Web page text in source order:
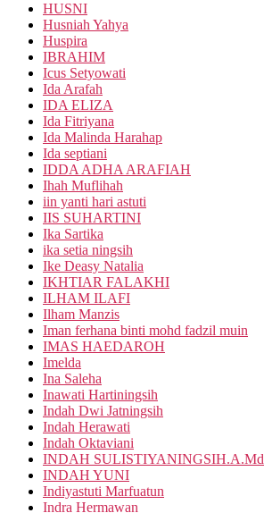
HUSNI
Husniah Yahya
Huspira
IBRAHIM
Icus Setyowati
Ida Arafah
IDA ELIZA
Ida Fitriyana
Ida Malinda Harahap
Ida septiani
IDDA ADHA ARAFIAH
Ihah Muflihah
iin yanti hari astuti
IIS SUHARTINI
Ika Sartika
ika setia ningsih
Ike Deasy Natalia
IKHTIAR FALAKHI
ILHAM ILAFI
Ilham Manzis
Iman ferhana binti mohd fadzil muin
IMAS HAEDAROH
Imelda
Ina Saleha
Inawati Hartiningsih
Indah Dwi Jatningsih
Indah Herawati
Indah Oktaviani
INDAH SULISTIYANINGSIH.A.Md
INDAH YUNI
Indiyastuti Marfuatun
Indra Hermawan